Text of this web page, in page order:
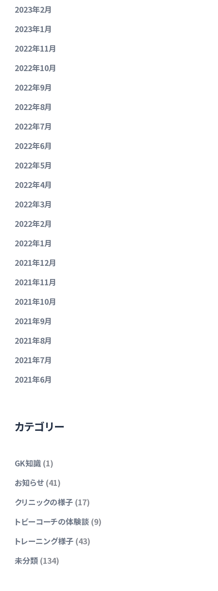
2023年2月
2023年1月
2022年11月
2022年10月
2022年9月
2022年8月
2022年7月
2022年6月
2022年5月
2022年4月
2022年3月
2022年2月
2022年1月
2021年12月
2021年11月
2021年10月
2021年9月
2021年8月
2021年7月
2021年6月
カテゴリー
GK知識 (1)
お知らせ (41)
クリニックの様子 (17)
トビーコーチの体験談 (9)
トレーニング様子 (43)
未分類 (134)